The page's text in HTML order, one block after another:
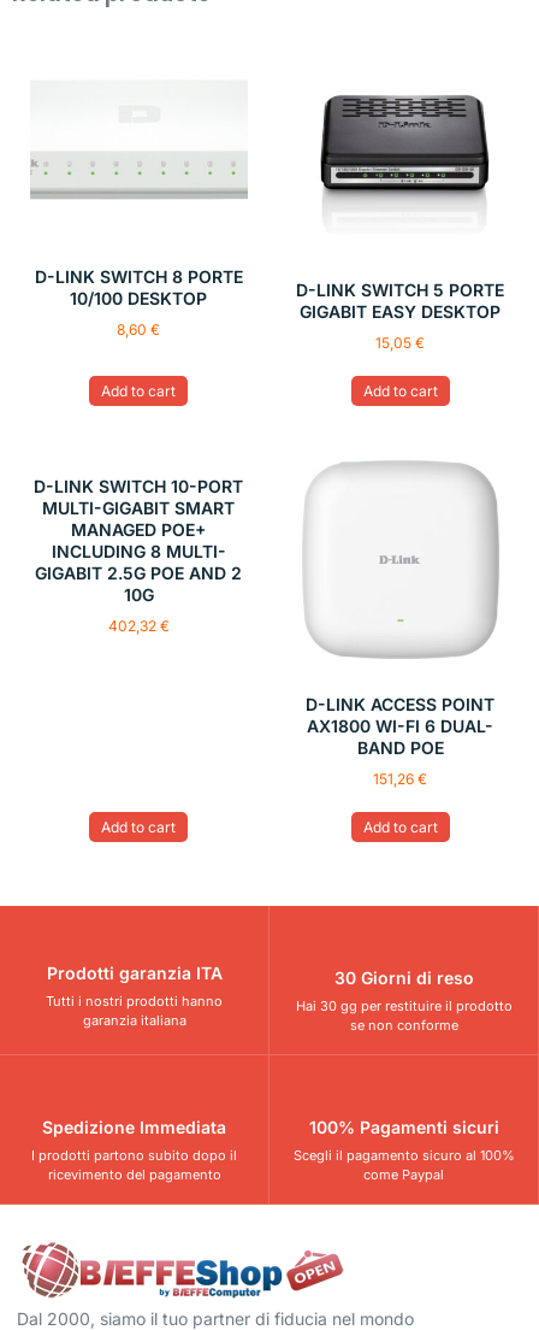
D-LINK SWITCH 8 PORTE
10/100 DESKTOP
8,60€
Add to cart
D-LINK SWITCH 5 PORTE
GIGABIT EASY DESKTOP
15,05€
Add to cart
D-LINK SWITCH 10-PORT
MULTI-GIGABIT SMART
MANAGED POE+
INCLUDING 8 MULTI-
GIGABIT 2.5G POE AND 2
10G
402,32 €
Add to cart
D-LINK ACCESS POINT
AX1800 WI-FI 6 DUAL-
BAND POE
151,26€
Add to cart
Prodotti garanzia ITA
Tutti i nostri prodotti hanno
garanzia italiana
30 Giorni di reso
Hai 30 gg per restituire il prodotto
se non conforme
Spedizione Immediata
I prodotti partono subito dopo il
ricevimento del pagamento
100% Pagamenti sicuri
Scegli il pagamento sicuro al 100%
come Paypal
Dal 2000, siamo il tuo partner di fiducia nel mondo